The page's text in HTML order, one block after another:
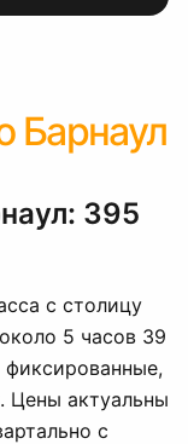
Барнаул
395
с столицу
5 часов 39
Цены актуальны
с